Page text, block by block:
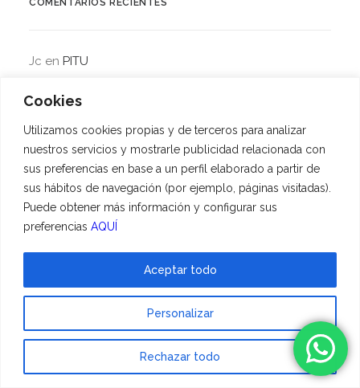
Cookies
Utilizamos cookies propias y de terceros para analizar
nuestros servicios y mostrarle publicidad relacionada con
sus preferencias en base a un perfil elaborado a partir de
sus hábitos de navegación (por ejemplo, páginas visitadas).
Puede obtener más información y configurar sus
preferencias AQUÍ
Personalizar
Rechazar todo
Aceptar todo
COMENTARIOS RECIENTES
Jc en PITU
LinesenTANGO
Silvia en TANGO
en Manchitas
junio 2026